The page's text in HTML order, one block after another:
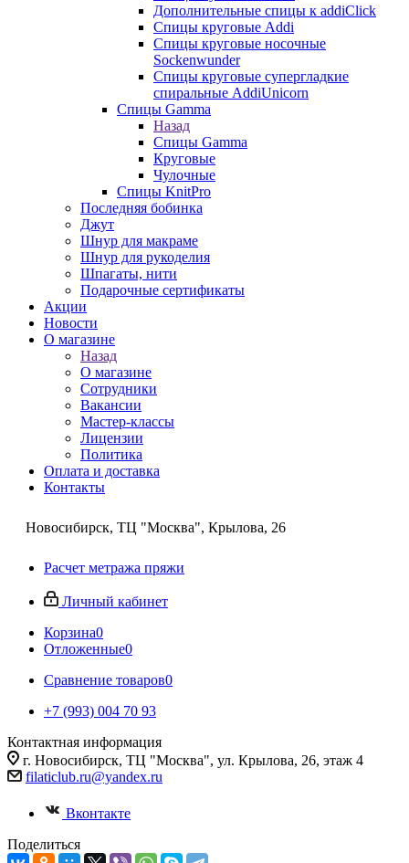
Дополнительные спицы к addiClick
Спицы круговые Addi
Спицы круговые носочные
Sockenwunder
Спицы круговые супергладкие
спиральные AddiUnicorn
Спицы Gamma
Назад
Спицы Gamma
Круговые
Чулочные
Спицы KnitPro
Последняя бобинка
Джут
Шнур для макраме
Шнур для рукоделия
Шпагаты, нити
Подарочные сертификаты
Акции
Новости
О магазине
Назад
О магазине
Сотрудники
Вакансии
Мастер-классы
Лицензии
Политика
Оплата и доставка
Контакты
Новосибирск, ТЦ "Москва", Крылова, 26
Расчет метража пряжи
Личный кабинет
Корзина0
Отложенные0
Сравнение товаров0
+7 (993) 004 70 93
Контактная информация
г. Новосибирск, ТЦ "Москва", ул. Крылова, 26, этаж 4
filaticlub.ru@yandex.ru
Вконтакте
Поделиться